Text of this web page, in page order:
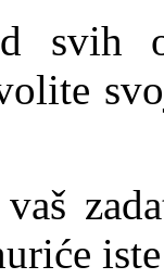
svih